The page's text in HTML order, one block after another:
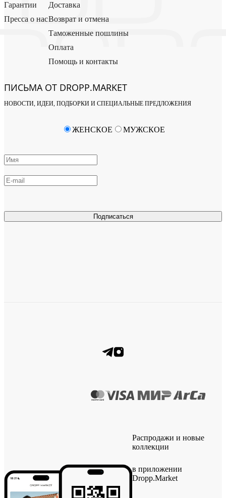
Гарантии
Пресса о нас
Доставка
Возврат и отмена
Таможенные пошлины
Оплата
Помощь и контакты
ПИСЬМА ОТ DROPP.MARKET
НОВОСТИ, ИДЕИ, ПОДБОРКИ И СПЕЦИАЛЬНЫЕ ПРЕДЛОЖЕНИЯ
Подписаться
ЖЕНСКОЕ МУЖСКОЕ
Распродажи и новые
коллекции
в приложении
Dropp.Market